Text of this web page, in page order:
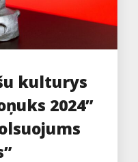
kulturys
2024”